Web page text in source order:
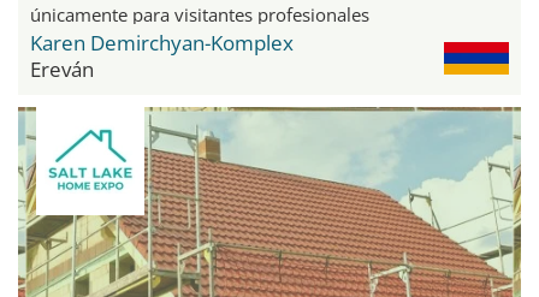
únicamente para visitantes profesionales
Karen Demirchyan-Komplex
Ereván